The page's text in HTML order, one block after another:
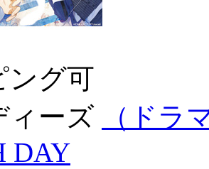
ング可
ィーズ
（ドラ
DAY